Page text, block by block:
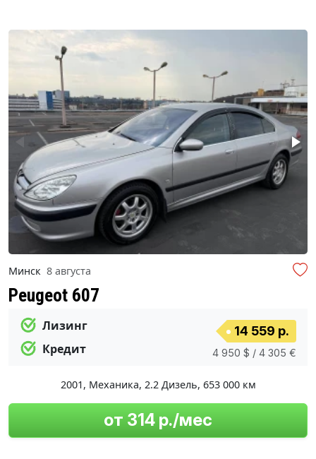
Минск 8 августа
Peugeot 607
Лизинг
Кредит
14 559 р.
4 950 $ / 4 305 €
2001, Механика, 2.2 Дизель, 653 000 км
от 314 р./мес